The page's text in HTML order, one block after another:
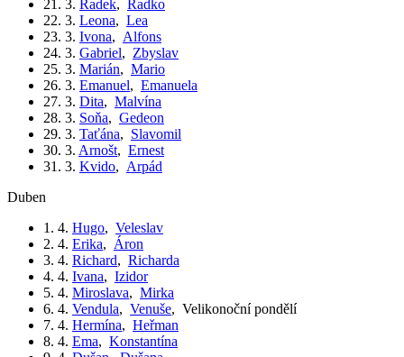
21. 3. Radek, Radko
22. 3. Leona, Lea
23. 3. Ivona, Alfons
24. 3. Gabriel, Zbyslav
25. 3. Marián, Mario
26. 3. Emanuel, Emanuela
27. 3. Dita, Malvína
28. 3. Soňa, Gedeon
29. 3. Taťána, Slavomil
30. 3. Arnošt, Ernest
31. 3. Kvido, Arpád
duben
1. 4. Hugo, Veleslav
2. 4. Erika, Áron
3. 4. Richard, Richarda
4. 4. Ivana, Izidor
5. 4. Miroslava, Mirka
6. 4. Vendula, Venuše, Velikonoční pondělí
7. 4. Hermína, Heřman
8. 4. Ema, Konstantína